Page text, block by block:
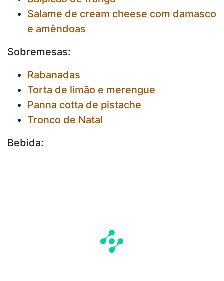
Salame de cream cheese com damasco
e amêndoas
Sobremesas:
Rabanadas
Torta de limão e merengue
Panna cotta de pistache
Tronco de Natal
Bebida: